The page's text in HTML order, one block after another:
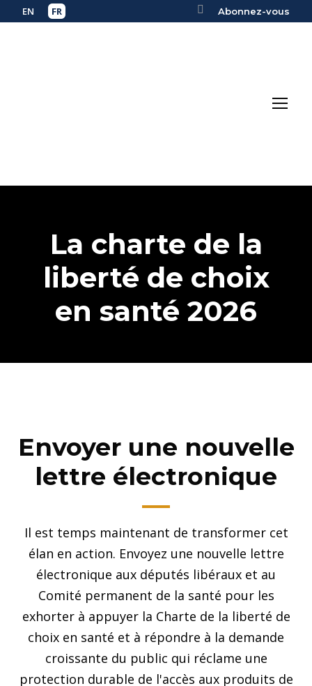
Abonnez-vous
La charte de la
liberté de choix
en santé 2026
Envoyer une nouvelle
lettre électronique
Il est temps maintenant de transformer cet
élan en action. Envoyez une nouvelle lettre
électronique aux députés libéraux et au
Comité permanent de la santé pour les
exhorter à appuyer la Charte de la liberté de
choix en santé et à répondre à la demande
croissante du public qui réclame une
protection durable de l'accès aux produits de